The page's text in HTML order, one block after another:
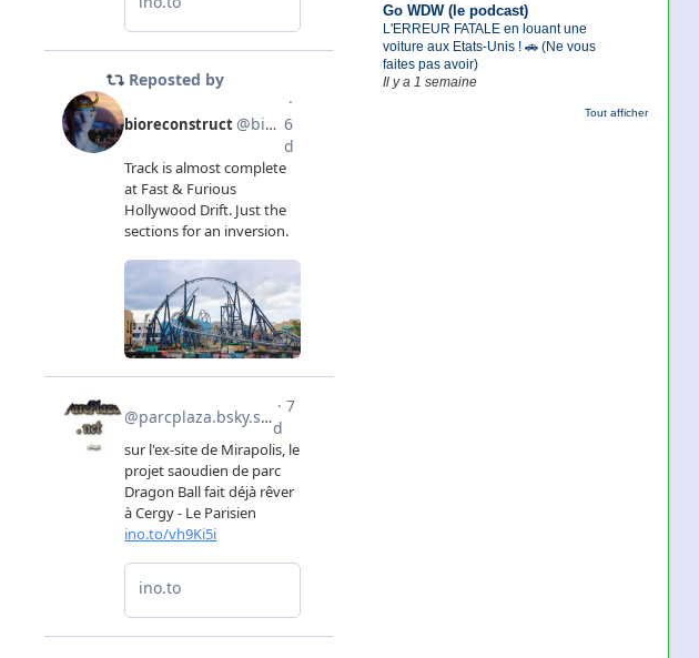
Go WDW (le podcast)
L'ERREUR FATALE en louant une
voiture aux Etats-Unis ! 🚗 (Ne vous
faites pas avoir)
Il y a 1 semaine
Tout afficher